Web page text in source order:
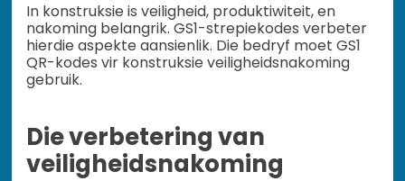
In konstruksie is veiligheid, produktiwiteit, en
nakoming belangrik. GS1-strepiekodes verbeter
hierdie aspekte aansienlik. Die bedryf moet GS1
QR-kodes vir konstruksie veiligheidsnakoming
gebruik.
Die verbetering van
veiligheidsnakoming